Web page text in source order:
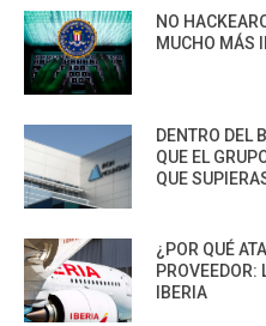
NO
MUCHO MÁS
DENTRO DEL
QUE EL
QUE
¿POR QUÉ
PROVEEDOR:
IBERIA